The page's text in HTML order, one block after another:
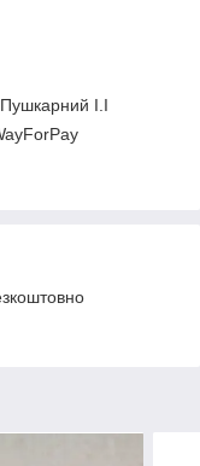
І.І